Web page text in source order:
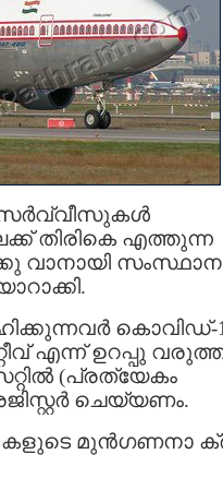
സര്‍വ്വീസുകള്‍
തിരികെ എത്തുന്ന
വാനായി സംസ്ഥാന
കൊവിഡ്-
എന്ന് ഉറപ്പു
(പ്രത്യേകം
ചെയ്യണം.
കളുടെ മുൻഗണനാ